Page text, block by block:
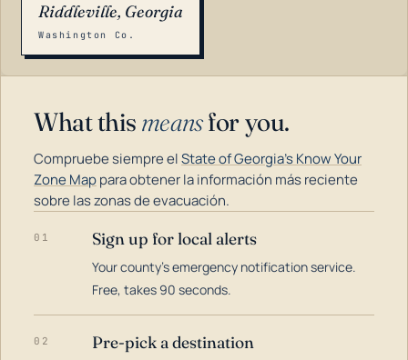
Riddleville, Georgia
Washington Co.
What this meansfor you.
Compruebe siempre elState of Georgia's Know Your
Zone Mappara obtener la información más reciente
sobre las zonas de evacuación.
01 Sign up for local alerts
Your county's emergency notification service.
Free, takes 90 seconds.
02 Pre-pick a destination